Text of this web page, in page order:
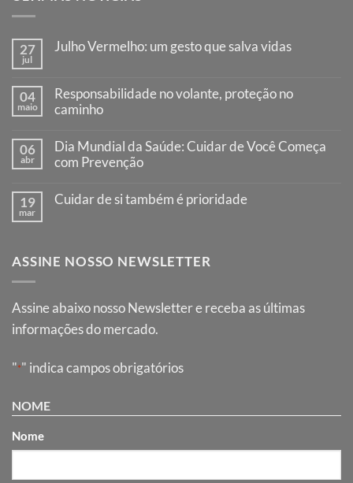
27
jul
Julho Vermelho: um gesto que salva vidas
Julho
Vermelho:
um
que
salva
vidas
04
maio
Responsabilidade no volante, proteção no
caminho
em
Responsabilidade
no
proteção
no
06
abr
Dia Mundial da Saúde: Cuidar de Você Começa
com Prevenção
em
Cuidar
de
com
Prevenção
19
mar
Cuidar de si também é prioridade
de
prioridade
ASSINE NOSSO NEWSLETTER
Assine abaixo nosso Newsletter e receba as últimas
informações do mercado.
"*" indica campos obrigatórios
NOME
Nome